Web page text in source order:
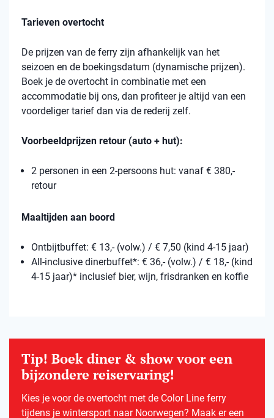
Tarieven overtocht
De prijzen van de ferry zijn afhankelijk van het
seizoen en de boekingsdatum (dynamische prijzen).
Boek je de overtocht in combinatie met een
accommodatie bij ons, dan profiteer je altijd van een
voordeliger tarief dan via de rederij zelf.
Voorbeeldprijzen retour (auto + hut):
2 personen in een 2-persoons hut: vanaf € 380,-
retour
Maaltijden aan boord
Ontbijtbuffet: € 13,- (volw.) / € 7,50 (kind 4-15 jaar)
All-inclusive dinerbuffet*: € 36,- (volw.) / € 18,- (kind
4-15 jaar)* inclusief bier, wijn, frisdranken en koffie
Tip! Boek diner & show voor een
bijzondere reiservaring!
Kies je voor de overtocht met de Color Line ferry
tijdens je wintersport naar Noorwegen? Maak er een